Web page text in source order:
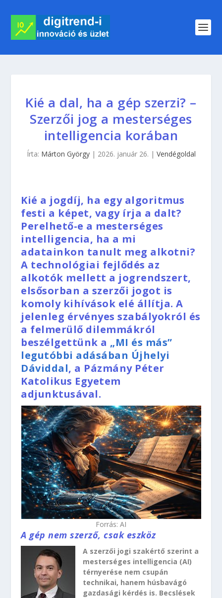
Kié a dal, ha a gép szerzi? –
Szerzői jog a mesterséges
intelligencia korában
Írta: Márton György| 2026. január 26. | Vendégoldal
Kié a jogdíj, ha egy algoritmus
festi a képet, vagy írja a dalt?
Perelhető-e a mesterséges
intelligencia, ha a mi
adatainkon tanult meg alkotni?
A technológiai fejlődés az
alkotók mellett a jogrendszert,
elsősorban a szerzői jogot is
komoly kihívások elé állítja. A
jelenleg érvényes szabályokról és
a felmerülő dilemmákról
beszélgettünk a „MI és más”
legutóbbi adásában Újhelyi
Dáviddal, a Pázmány Péter
Katolikus Egyetem
adjunktusával.
Forrás: AI
A gép nem szerző, csak eszköz
A szerzői jogi szakértő szerint a
mesterséges intelligencia (AI)
térnyerése nem csupán
technikai, hanem húsbavágó
gazdasági kérdés is. Becslések